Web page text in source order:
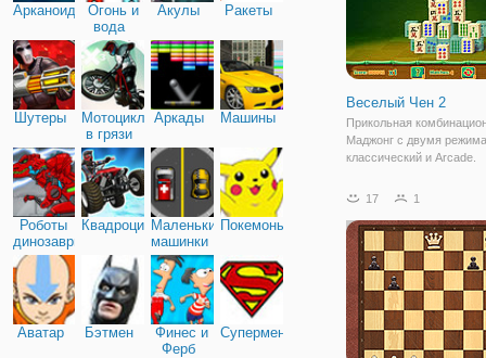
Арканоид
Огонь и
вода
Акулы Ракеты
Шутеры
Мотоциклы
в грязи
Аркады Машины
Роботы
динозавры
КвадроциклыМаленькие
машинки
Покемоны
Аватар Бэтмен
Финес и
Ферб
Супермен
Веселый Чен 2
Прикольная
Маджонг с двумя
классический и Arcade.
17 1